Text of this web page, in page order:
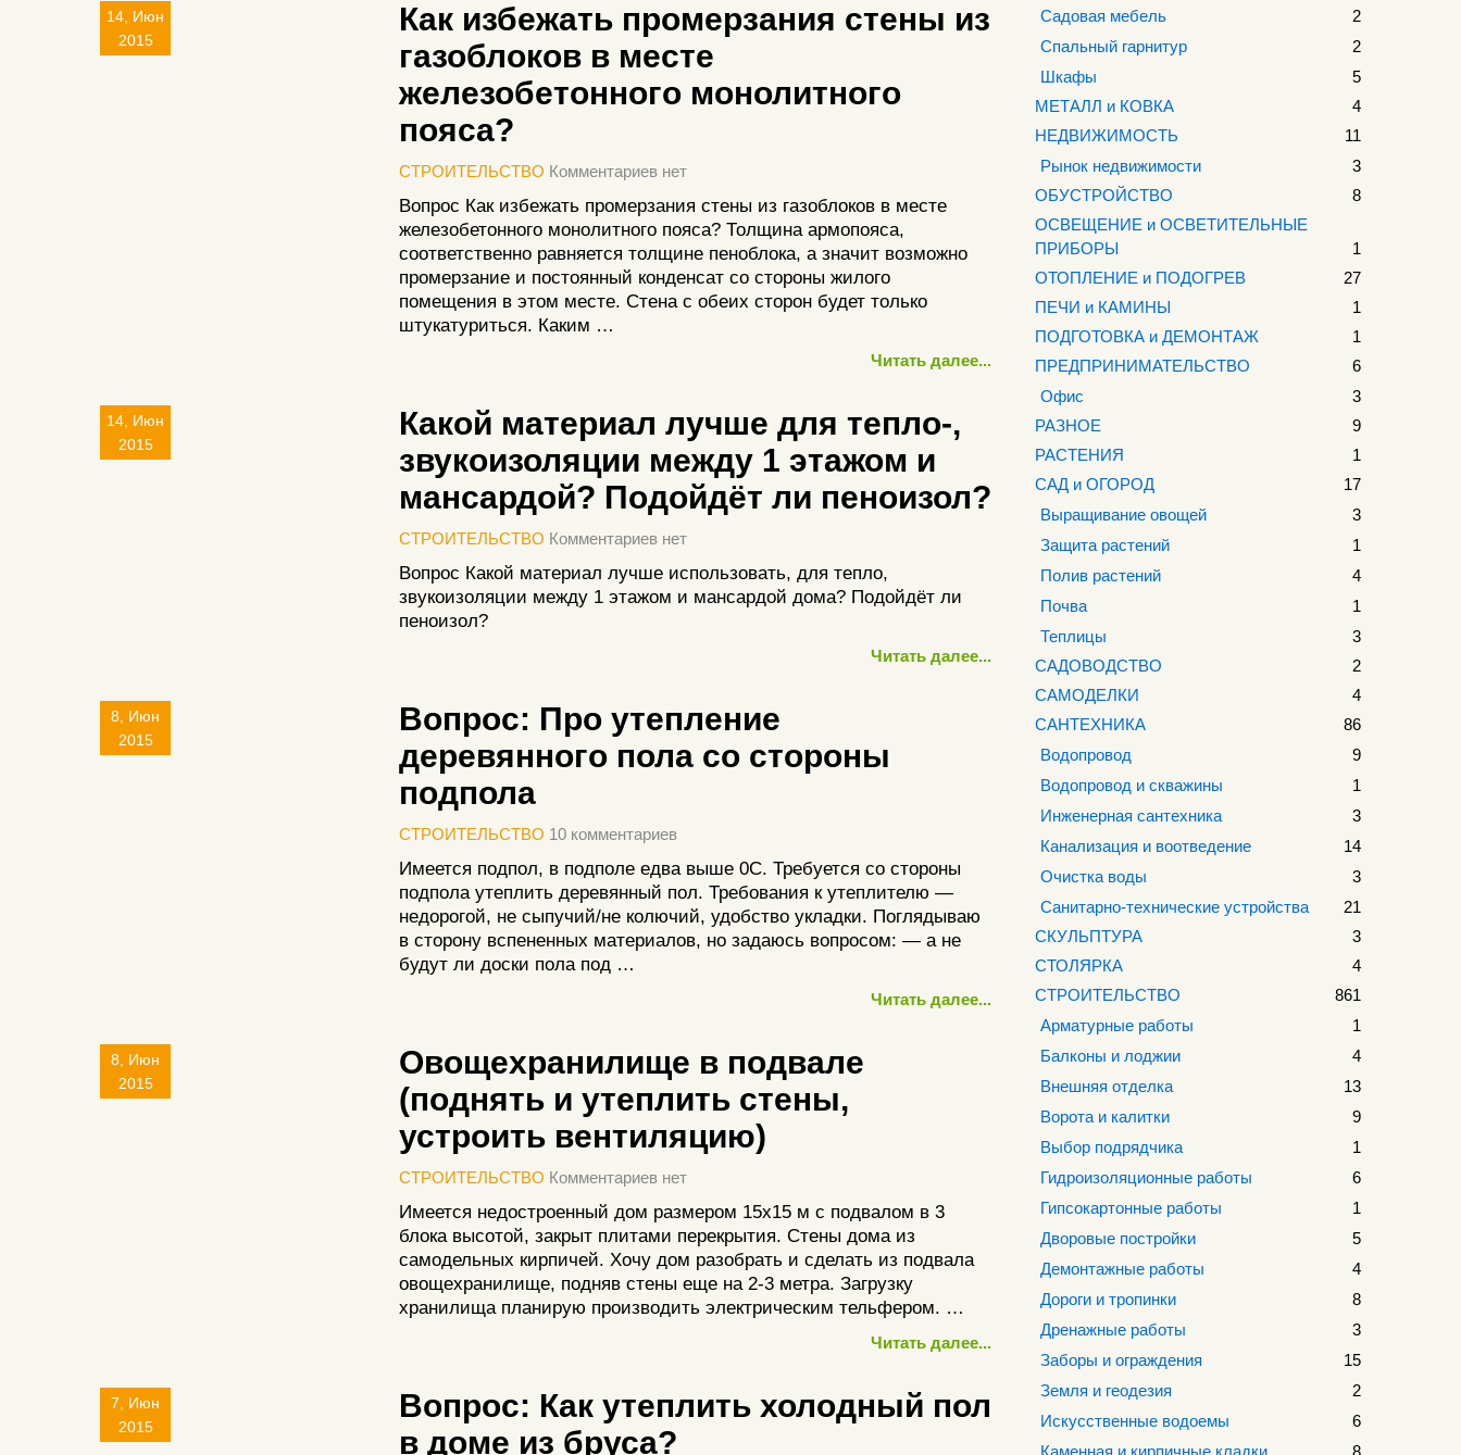
14, Июн
2015
Как избежать промерзания стены из
газоблоков в месте
железобетонного монолитного
пояса?
СТРОИТЕЛЬСТВО Комментариев нет
Вопрос Как избежать промерзания стены из газоблоков в месте
железобетонного монолитного пояса? Толщина армопояса,
соответственно равняется толщине пеноблока, а значит возможно
промерзание и постоянный конденсат со стороны жилого
помещения в этом месте. Стена с обеих сторон будет только
штукатуриться. Каким …
Читать далее...
14, Июн
2015
Какой материал лучше для тепло-,
звукоизоляции между 1 этажом и
мансардой? Подойдёт ли пеноизол?
СТРОИТЕЛЬСТВО Комментариев нет
Вопрос Какой материал лучше использовать, для тепло,
звукоизоляции между 1 этажом и мансардой дома? Подойдёт ли
пеноизол?
Читать далее...
8, Июн
2015
Вопрос: Про утепление
деревянного пола со стороны
подпола
СТРОИТЕЛЬСТВО 10 комментариев
Имеется подпол, в подполе едва выше 0С. Требуется со стороны
подпола утеплить деревянный пол. Требования к утеплителю —
недорогой, не сыпучий/не колючий, удобство укладки. Поглядываю
в сторону вспененных материалов, но задаюсь вопросом: — а не
будут ли доски пола под …
Читать далее...
8, Июн
2015
Овощехранилище в подвале
(поднять и утеплить стены,
устроить вентиляцию)
СТРОИТЕЛЬСТВО Комментариев нет
Имеется недостроенный дом размером 15х15 м с подвалом в 3
блока высотой, закрыт плитами перекрытия. Стены дома из
самодельных кирпичей. Хочу дом разобрать и сделать из подвала
овощехранилище, подняв стены еще на 2-3 метра. Загрузку
хранилища планирую производить электрическим тельфером. …
Читать далее...
7, Июн
2015
Вопрос: Как утеплить холодный пол
в доме из бруса?
Садовая мебель
2
Спальный гарнитур
2
Шкафы
5
МЕТАЛЛ и КОВКА
4
НЕДВИЖИМОСТЬ
11
Рынок недвижимости
3
ОБУСТРОЙСТВО
8
ОСВЕЩЕНИЕ и ОСВЕТИТЕЛЬНЫЕ
ПРИБОРЫ
1
ОТОПЛЕНИЕ и ПОДОГРЕВ
27
ПЕЧИ и КАМИНЫ
1
ПОДГОТОВКА и ДЕМОНТАЖ
1
ПРЕДПРИНИМАТЕЛЬСТВО
6
Офис
3
РАЗНОЕ
9
РАСТЕНИЯ
1
САД и ОГОРОД
17
Выращивание овощей
3
Защита растений
1
Полив растений
4
Почва
1
Теплицы
3
САДОВОДСТВО
2
САМОДЕЛКИ
4
САНТЕХНИКА
86
Водопровод
9
Водопровод и скважины
1
Инженерная сантехника
3
Канализация и воотведение
14
Очистка воды
3
Санитарно-технические устройства
21
СКУЛЬПТУРА
3
СТОЛЯРКА
4
СТРОИТЕЛЬСТВО
861
Арматурные работы
1
Балконы и лоджии
4
Внешняя отделка
13
Ворота и калитки
9
Выбор подрядчика
1
Гидроизоляционные работы
6
Гипсокартонные работы
1
Дворовые постройки
5
Демонтажные работы
4
Дороги и тропинки
8
Дренажные работы
3
Заборы и ограждения
15
Земля и геодезия
2
Искусственные водоемы
6
Каменная и кирпичные кладки
8